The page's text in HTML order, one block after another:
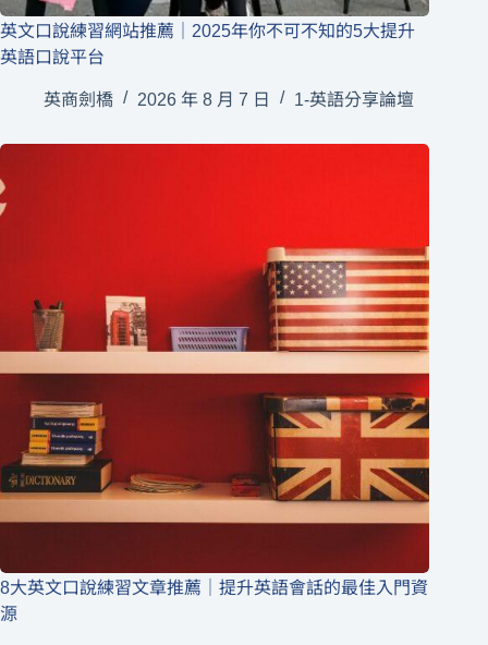
英文口說練習網站推薦｜2025年你不可不知的5大提升
英語口說平台
英商劍橋 2026 年 8 月 7 日 1-英語分享論壇
8大英文口說練習文章推薦｜提升英語會話的最佳入門資
源